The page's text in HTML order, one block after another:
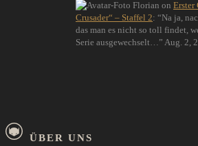
Florian on Erster
Crusader“ – Staffel 2: “Na ja,
das man es nicht so toll findet,
Serie ausgewechselt… ” Aug. 2,
ÜBER UNS